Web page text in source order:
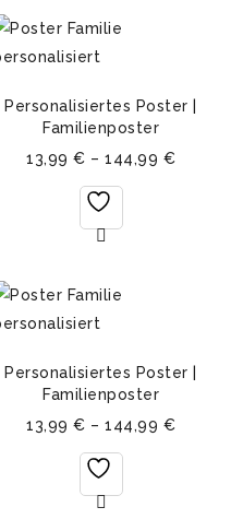
Personalisiertes Poster |
Familienposter
13,99 € – 144,99 €
Personalisiertes Poster |
Familienposter
13,99 € – 144,99 €